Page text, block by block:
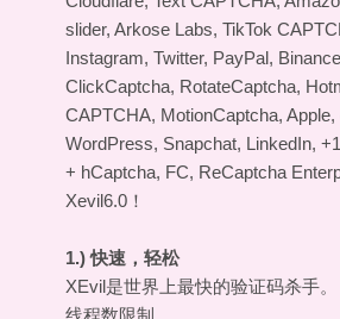
slider, Arkose Labs, TikTok
Instagram, Twitter, PayPal,
ClickCaptcha, RotateCaptcha,
CAPTCHA, MotionCaptcha, Apple,
WordPress, Snapchat, LinkedIn,
+ hCaptcha, FC, ReCaptcha
Xevil6.0！
1.) 快速，轻松
XEvil是世界上最快的验证码杀手
线程数限制